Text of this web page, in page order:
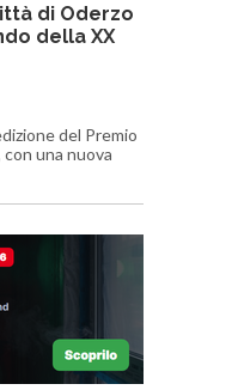
di Oderzo
della XX
del Premio
una nuova